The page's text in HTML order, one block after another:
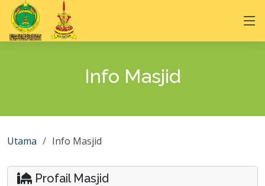
Info Masjid
Utama Info Masjid
Profail Masjid